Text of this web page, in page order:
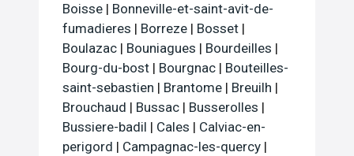
Boisse | Bonneville-et-saint-avit-de-
fumadieres | Borreze | Bosset |
Boulazac | Bouniagues | Bourdeilles |
Bourg-du-bost | Bourgnac | Bouteilles-
saint-sebastien | Brantome | Breuilh |
Brouchaud | Bussac | Busserolles |
Bussiere-badil | Cales | Calviac-en-
perigord | Campagnac-les-quercy |